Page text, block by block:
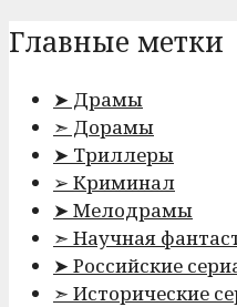
Главные метки
➤ Драмы
➣ Дорамы
➤ Триллеры
➢ Криминал
➤ Мелодрамы
➣ Научная
➤ Российские
➣ Исторические